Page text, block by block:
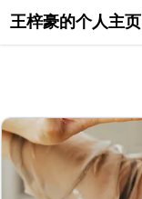
王梓豪的个人主页